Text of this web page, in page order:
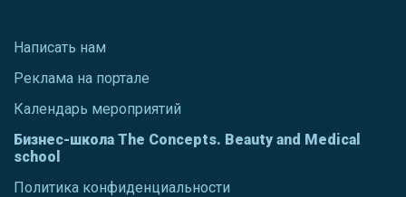
Написать нам
Реклама на портале
Календарь мероприятий
Бизнес-школа The Concepts. Beauty and Medical
school
Политика конфиденциальности